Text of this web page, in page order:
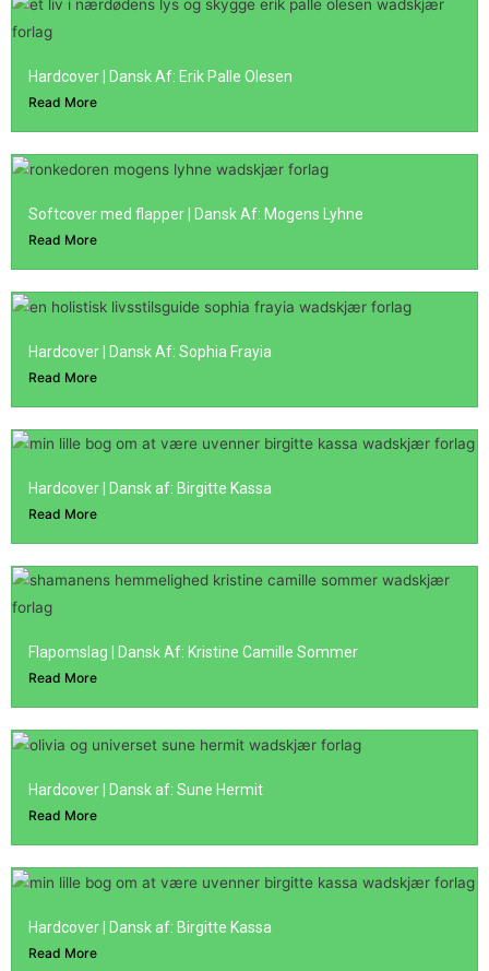
Hardcover | Dansk Af: Erik Palle Olesen
Read More
Softcover med flapper | Dansk Af: Mogens Lyhne
Read More
Hardcover | Dansk Af: Sophia Frayia
Read More
Hardcover | Dansk af: Birgitte Kassa
Read More
Flapomslag | Dansk Af: Kristine Camille Sommer
Read More
Hardcover | Dansk af: Sune Hermit
Read More
Hardcover | Dansk af: Birgitte Kassa
Read More